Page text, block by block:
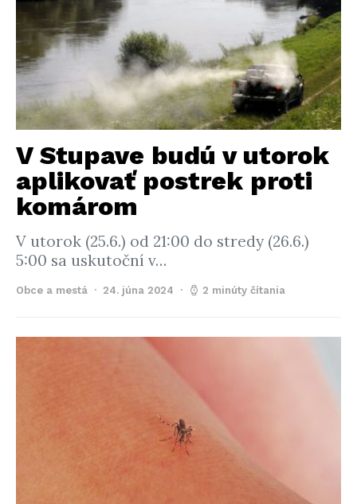
V Stupave budú v utorok
aplikovať postrek proti
komárom
V utorok (25.6.) od 21:00 do stredy (26.6.)
5:00 sa uskutoční v…
Obce a mestá 24. júna 2024 2 minúty čítania